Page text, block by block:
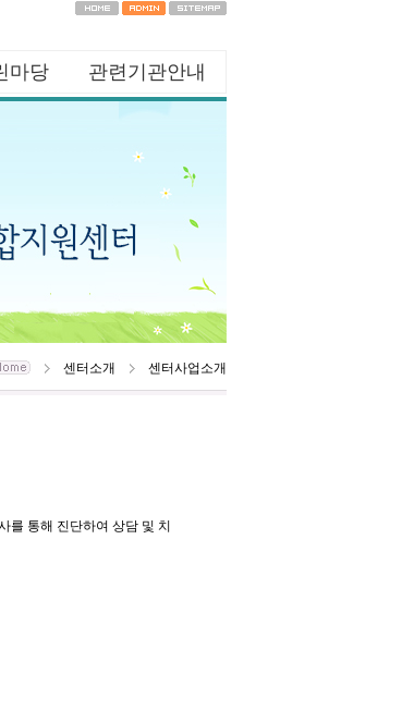
마당 관련기관안내
센터소개 센터사업소개
를 통해 진단하여 상담 및 치